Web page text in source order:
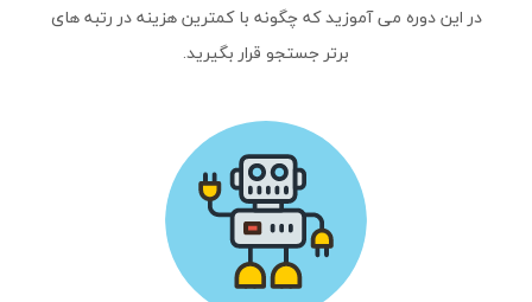
در این دوره می آموزید که چگونه با کمترین هزینه در رتبه های
برتر جستجو قرار بگیرید.